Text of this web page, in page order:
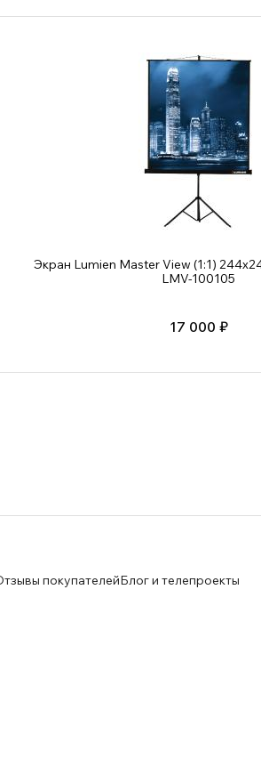
Экран Lumien Master View (1:1)
LMV-100105
17 000 ₽
покупателейБлог и телепроекты